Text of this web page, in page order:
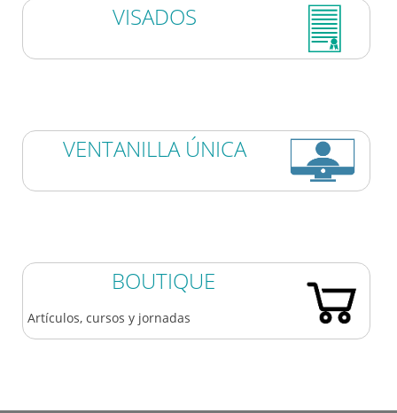
VISADOS
VENTANILLA ÚNICA
BOUTIQUE
Artículos, cursos y jornadas